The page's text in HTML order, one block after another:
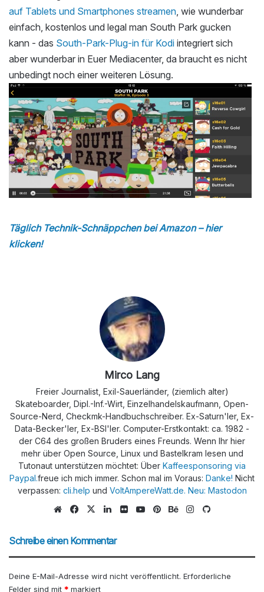
auf Tablets und Smartphones streamen, wie wunderbar
einfach, kostenlos und legal man South Park gucken
kann - das South-Park-Plug-in für Kodi integriert sich
aber wunderbar in Euer Mediacenter, da braucht es nicht
unbedingt noch einer weiteren Lösung.
Täglich Technik-Schnäppchen bei Amazon – hier
klicken!
Mirco Lang
Freier Journalist, Exil-Sauerländer, (ziemlich alter)
Skateboarder, Dipl.-Inf.-Wirt, Einzelhandelskaufmann, Open-
Source-Nerd, Checkmk-Handbuchschreiber. Ex-Saturn'ler, Ex-
Data-Becker'ler, Ex-BSI'ler. Computer-Erstkontakt: ca. 1982 -
der C64 des großen Bruders eines Freunds. Wenn Ihr hier
mehr über Open Source, Linux und Bastelkram lesen und
Tutonaut unterstützen möchtet: Über Kaffeesponsoring via
Paypal.freue ich mich immer. Schon mal im Voraus: Danke! Nicht
verpassen: cli.help und VoltAmpereWatt.de. Neu: Mastodon
We
eit
Fa
bo
X
Lin
dIn
Flic
Yo
Pin
Be
Ins
Schreibe einen Kommentar
Deine E-Mail-Adresse wird nicht veröffentlicht. Erforderliche
Felder sind mit * markiert